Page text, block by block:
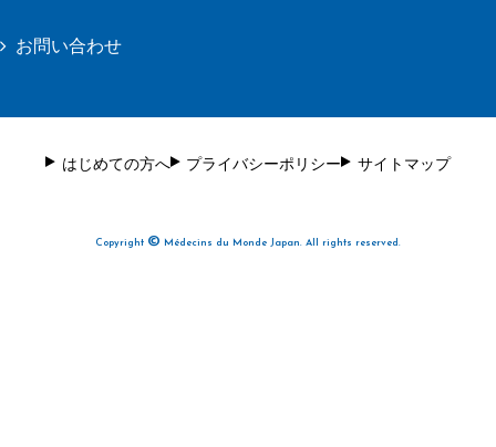
お問い合わせ
はじめての方へ プライバシーポリシー サイトマップ
Copyright © Médecins du Monde Japan. All rights reserved.